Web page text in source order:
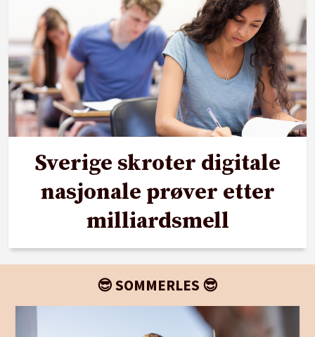
Sverige skroter digitale
nasjonale prøver etter
milliardsmell
😎 SOMMERLES 😎